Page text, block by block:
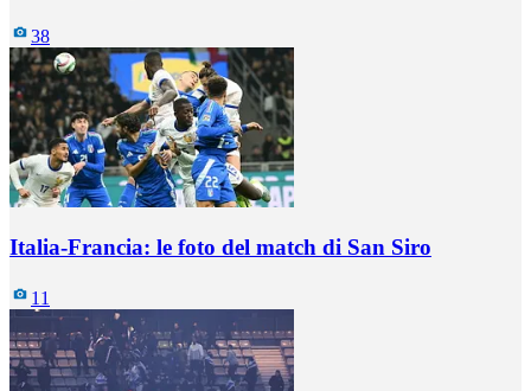
38
Italia-Francia: le foto del match di San Siro
11